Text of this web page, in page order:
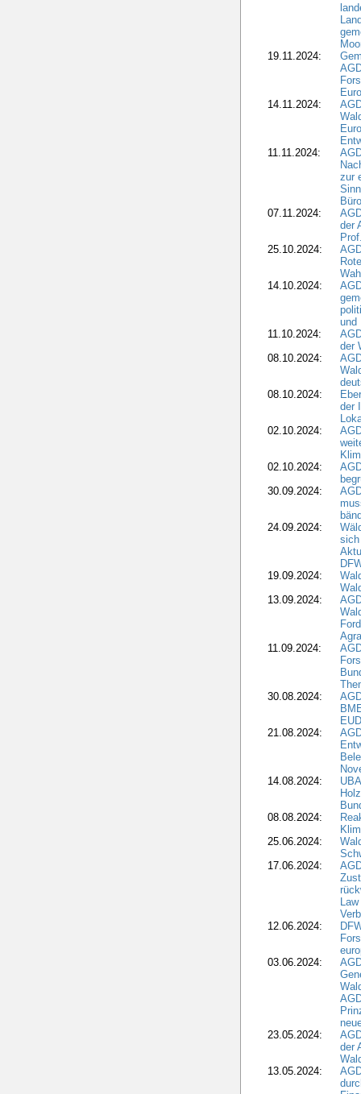
19.11.2024:
14.11.2024:
11.11.2024:
zur
07.11.2024:
der
25.10.2024:
14.10.2024:
und
11.10.2024:
der
08.10.2024:
08.10.2024:
der
02.10.2024:
02.10.2024:
30.09.2024:
24.09.2024:
sich
19.09.2024:
13.09.2024:
11.09.2024:
30.08.2024:
21.08.2024:
14.08.2024:
08.08.2024:
25.06.2024:
17.06.2024:
12.06.2024:
03.06.2024:
23.05.2024:
der
13.05.2024: